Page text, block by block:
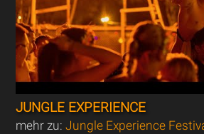
JUNGLE EXPERIENCE
mehr zu:Jungle Experience